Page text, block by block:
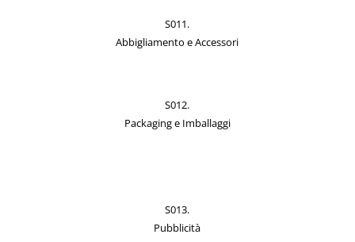
S011.
Abbigliamento e Accessori
S012.
Packaging e Imballaggi
S013.
Pubblicità